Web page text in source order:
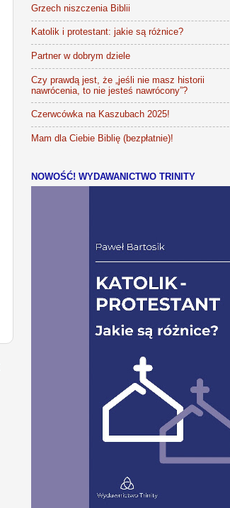
Grzech niszczenia Biblii
Katolik i protestant: jakie są różnice?
Partner w dobrym dziele
Czy prawdą jest, że „jeśli nie masz historii
nawrócenia, to nie jesteś nawrócony”?
Czerwcówka na Kaszubach 2025!
Mam dla Ciebie Biblię (bezpłatnie)!
NOWOŚĆ! WYDAWANICTWO TRINITY